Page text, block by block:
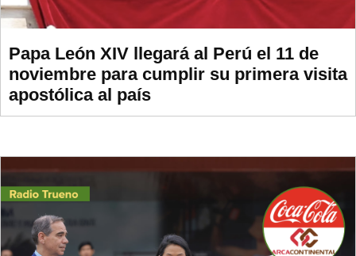
Papa León XIV llegará al Perú el 11 de
noviembre para cumplir su primera visita
apostólica al país